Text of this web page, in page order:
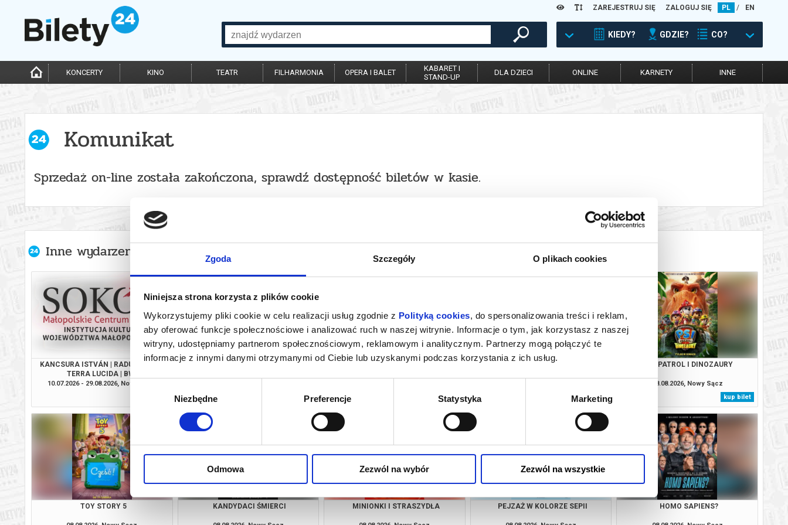
Zgoda Szczegóły O plikach cookies
Niniejsza strona korzysta z plików cookie
Wykorzystujemy pliki cookie w celu realizacji usług zgodnie z Polityką cookies, do spersonalizowania treści i reklam,
aby oferować funkcje społecznościowe i analizować ruch w naszej witrynie. Informacje o tym, jak korzystasz z naszej
witryny, udostępniamy partnerom społecznościowym, reklamowym i analitycznym. Partnerzy mogą połączyć te
informacje z innymi danymi otrzymanymi od Ciebie lub uzyskanymi podczas korzystania z ich usług.
Wybór
Niezbędne Preferencje Statystyka Marketing
Odmowa Zezwól na wybór Zezwól na wszystkie
ZAREJESTRUJ SIĘ ZALOGUJ SIĘ PL / EN
KIEDY? GDZIE? CO?
KONCERTY KINO TEATR FILHARMONIA OPERA I BALET
KABARET I
STAND-UP
DLA DZIECI ONLINE KARNETY INNE
Komunikat
Sprzedaż on-line została zakończona, sprawdź dostępność biletów w kasie.
Inne wydarzenia organizatora
KANCSURA ISTVÁN | RADU ŞERBAN |
TERRA LUCIDA | BWA
10.07.2026 - 29.08.2026, Nowy Sącz
SPIDER-MAN. CAŁKIEM NOWY DZIEŃ -
kup bilet
ICE CREAM MAN
kup bilet
VAIANA - DUBBING
kup bilet
PSI PATROL I DINOZAURY
08.08.2026, Nowy Sącz
kup bilet
TOY STORY 5 KANDYDACI ŚMIERCI MINIONKI I STRASZYDŁA PEJZAŻ W KOLORZE SEPII HOMO SAPIENS?